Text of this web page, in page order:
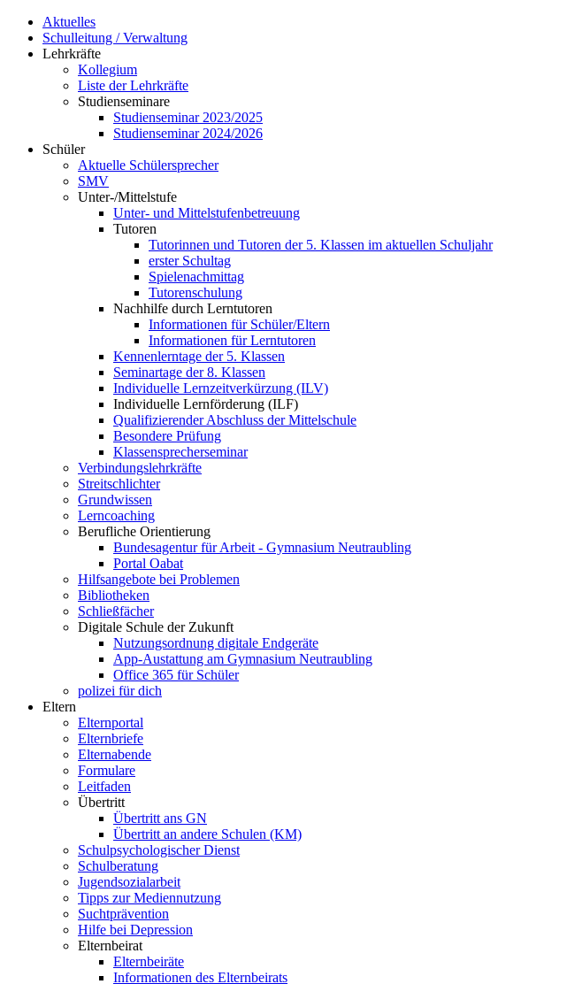
Aktuelles
Schulleitung / Verwaltung
Lehrkräfte
Kollegium
Liste der Lehrkräfte
Studienseminare
Studienseminar 2023/2025
Studienseminar 2024/2026
Schüler
Aktuelle Schülersprecher
SMV
Unter-/Mittelstufe
Unter- und Mittelstufenbetreuung
Tutoren
Tutorinnen und Tutoren der 5. Klassen im aktuellen Schuljahr
erster Schultag
Spielenachmittag
Tutorenschulung
Nachhilfe durch Lerntutoren
Informationen für Schüler/Eltern
Informationen für Lerntutoren
Kennenlerntage der 5. Klassen
Seminartage der 8. Klassen
Individuelle Lernzeitverkürzung (ILV)
Individuelle Lernförderung (ILF)
Qualifizierender Abschluss der Mittelschule
Besondere Prüfung
Klassensprecherseminar
Verbindungslehrkräfte
Streitschlichter
Grundwissen
Lerncoaching
Berufliche Orientierung
Bundesagentur für Arbeit - Gymnasium Neutraubling
Portal Oabat
Hilfsangebote bei Problemen
Bibliotheken
Schließfächer
Digitale Schule der Zukunft
Nutzungsordnung digitale Endgeräte
App-Austattung am Gymnasium Neutraubling
Office 365 für Schüler
polizei für dich
Eltern
Elternportal
Elternbriefe
Elternabende
Formulare
Leitfaden
Übertritt
Übertritt ans GN
Übertritt an andere Schulen (KM)
Schulpsychologischer Dienst
Schulberatung
Jugendsozialarbeit
Tipps zur Mediennutzung
Suchtprävention
Hilfe bei Depression
Elternbeirat
Elternbeiräte
Informationen des Elternbeirats